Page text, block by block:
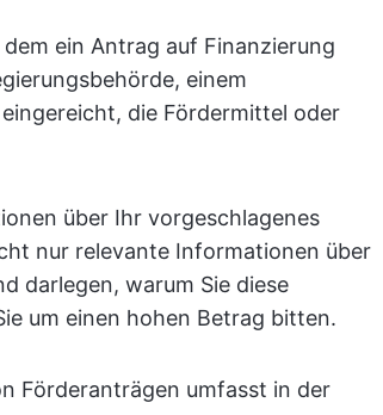
ein Antrag auf Finanzierung
einem
die Fördermittel oder
über Ihr vorgeschlagenes
nur relevante Informationen über
darlegen, warum Sie diese
um einen hohen Betrag bitten.
Förderanträgen umfasst in der